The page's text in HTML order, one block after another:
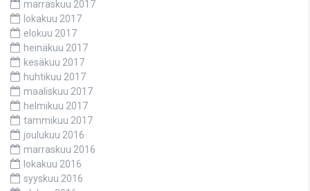
marraskuu 2017
lokakuu 2017
elokuu 2017
heinäkuu 2017
kesäkuu 2017
huhtikuu 2017
maaliskuu 2017
helmikuu 2017
tammikuu 2017
joulukuu 2016
marraskuu 2016
lokakuu 2016
syyskuu 2016